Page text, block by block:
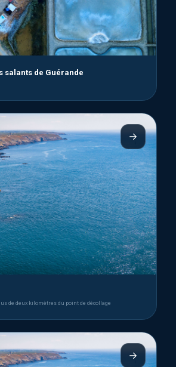
salants de Guérande
de deux kilomètres du point de décollage